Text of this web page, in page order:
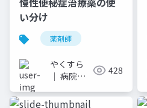
い分け
薬剤師
やくすら
｜ 病院薬
イドメモ
428